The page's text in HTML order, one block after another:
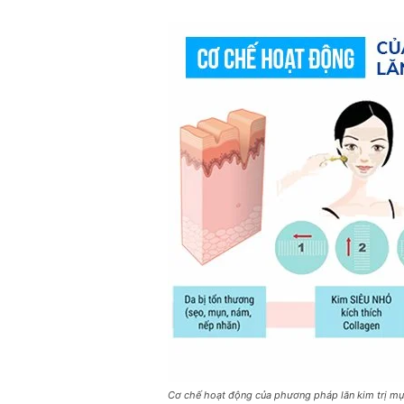
Cơ chế hoạt động của phương pháp lăn kim trị